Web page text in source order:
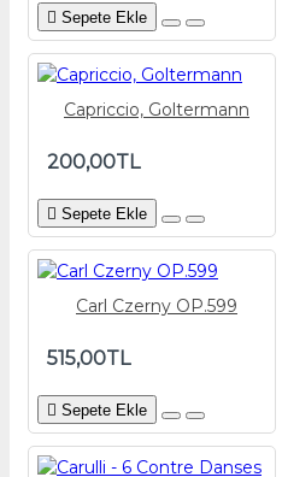
Sepete Ekle
Capriccio, Goltermann
200,00TL
Sepete Ekle
Carl Czerny OP.599
515,00TL
Sepete Ekle